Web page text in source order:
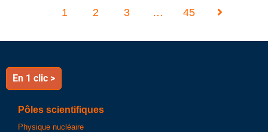
1 2 3 … 45
En 1 clic >
Pôles scientifiques
Physique nucléaire